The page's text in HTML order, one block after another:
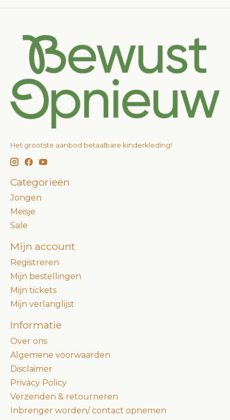
Het grootste aanbod betaalbare kinderkleding!
Categorieën
Jongen
Meisje
Sale
Mijn account
Registreren
Mijn bestellingen
Mijn tickets
Mijn verlanglijst
Informatie
Over ons
Algemene voorwaarden
Disclaimer
Privacy Policy
Verzenden & retourneren
Inbrenger worden/ contact opnemen